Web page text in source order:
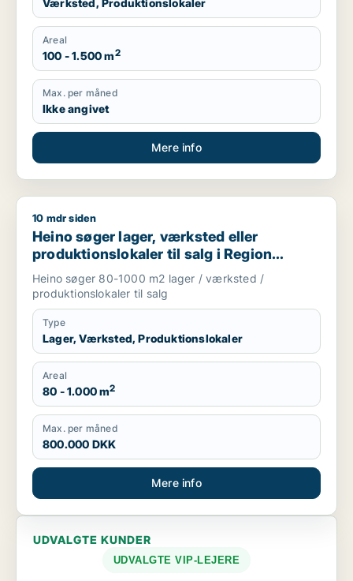
Værksted, Produktionslokaler
Areal
100 - 1.500 m2
Max. per måned
Ikke angivet
Mere info
Heino søger lager, værksted eller produktionslokaler til salg
10 mdr siden
Heino søger lager, værksted eller
produktionslokaler til salg i Region
Sjælland
Heino søger 80-1000 m2 lager / værksted /
produktionslokaler til salg
Type
Lager, Værksted, Produktionslokaler
Areal
80 - 1.000 m2
Max. per måned
800.000 DKK
Mere info
UDVALGTE KUNDER
UDVALGTE VIP-LEJERE